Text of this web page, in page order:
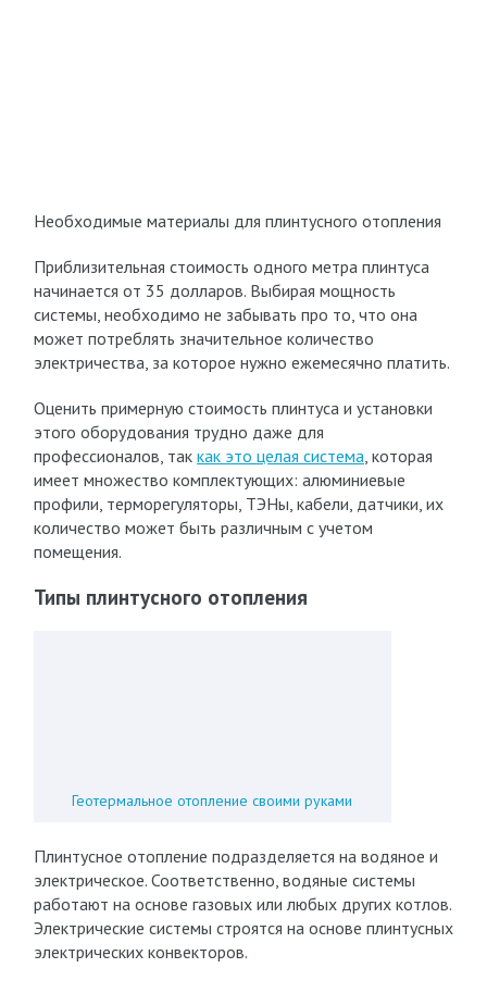
Необходимые материалы для плинтусного отопления
Приблизительная стоимость одного метра плинтуса
начинается от 35 долларов. Выбирая мощность
системы, необходимо не забывать про то, что она
может потреблять значительное количество
электричества, за которое нужно ежемесячно платить.
Оценить примерную стоимость плинтуса и установки
этого оборудования трудно даже для
профессионалов, так как это целая система, которая
имеет множество комплектующих: алюминиевые
профили, терморегуляторы, ТЭНы, кабели, датчики, их
количество может быть различным с учетом
помещения.
Типы плинтусного отопления
Геотермальное отопление своими руками
Плинтусное отопление подразделяется на водяное и
электрическое. Соответственно, водяные системы
работают на основе газовых или любых других котлов.
Электрические системы строятся на основе плинтусных
электрических конвекторов.